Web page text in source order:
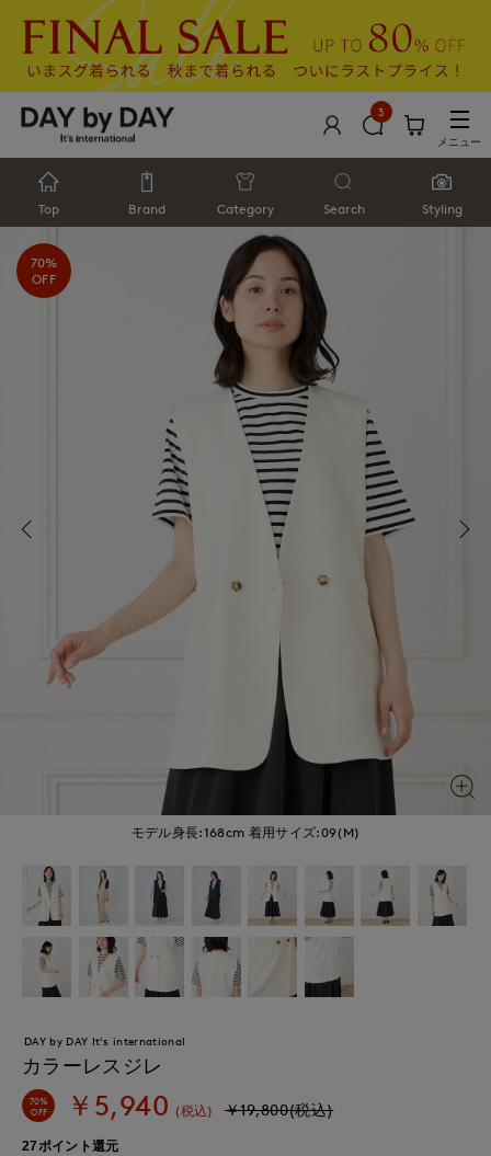
3
メニュー
Top Brand Category Search Styling
モデル身長:168cm 着用サイズ:09(M)
70%
OFF
DAY by DAY It's international
カラーレスジレ
70%
OFF ￥5,940 (税込) ￥19,800(税込)
27ポイント還元